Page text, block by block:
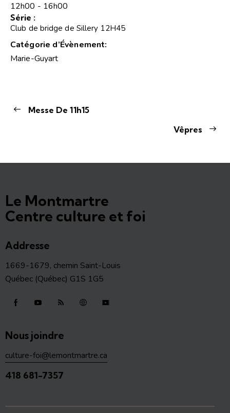
12h00 - 16h00
Série :
Club de bridge de Sillery 12H45
Catégorie d’Évènement:
Marie-Guyart
Messe De 11h15
Vêpres
Le Montmartre
Centre culture et foi
Addresse
1669-1679, chemin Saint-Louis
Québec (Québec) G1S 1G5
Nous joindre
culture-foi@lemontmartre.ca
418 681-7357